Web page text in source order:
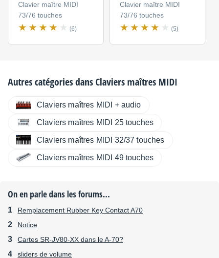
Clavier maître MIDI
73/76 touches
(6)
Clavier maître MIDI
73/76 touches
(5)
Autres catégories dansClaviers maîtres MIDI
Claviers maîtres MIDI + audio
Claviers maîtres MIDI 25 touches
Claviers maîtres MIDI 32/37 touches
Claviers maîtres MIDI 49 touches
On en parle dans les forums...
Remplacement Rubber Key Contact A70
Notice
Cartes SR-JV80-XX dans le A-70?
sliders de volume